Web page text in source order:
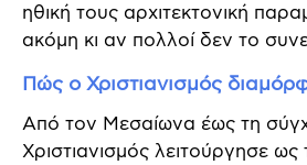
ηθική τους αρχιτεκτονική
ακόμη κι αν πολλοί δεν το
Πώς ο Χριστιανισμός
Από τον Μεσαίωνα έως τη
Χριστιανισμός λειτούργησε ως